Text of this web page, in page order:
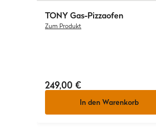
TONYGas-Pizzaofen
Zum Produkt
249,00 €
In den Warenkorb